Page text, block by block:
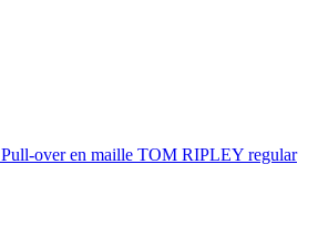
Pull-over en maille TOM RIPLEY regular